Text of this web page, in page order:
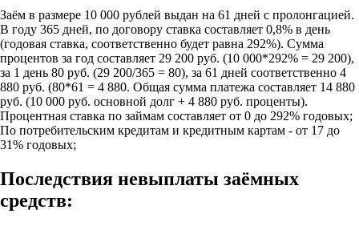
Заём в размере 10 000 рублей выдан на 61 дней с пролонгацией.
В году 365 дней, по договору ставка составляет 0,8% в день
(годовая ставка, соответственно будет равна 292%). Сумма
процентов за год составляет 29 200 руб. (10 000*292% = 29 200),
за 1 день 80 руб. (29 200/365 = 80), за 61 дней соответственно 4
880 руб. (80*61 = 4 880. Общая сумма платежа составляет 14 880
руб. (10 000 руб. основной долг + 4 880 руб. проценты).
Процентная ставка по займам составляет от 0 до 292% годовых;
По потребительским кредитам и кредитным картам - от 17 до
31% годовых;
Последствия невыплаты заёмных
средств: